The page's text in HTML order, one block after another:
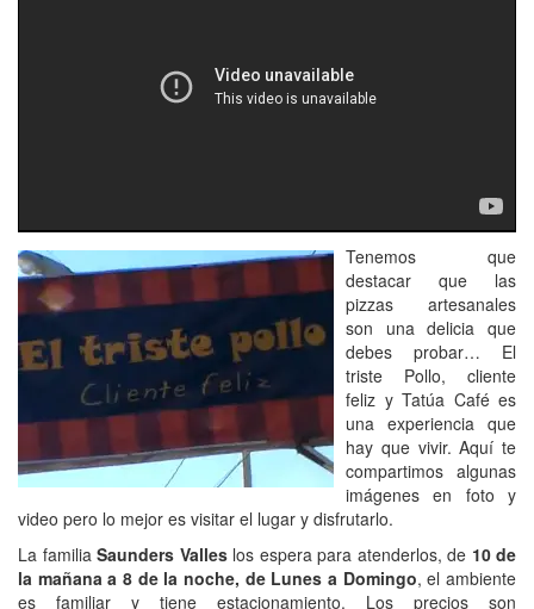
Tenemos que
destacar que las
pizzas artesanales
son una delicia que
debes probar… El
triste Pollo, cliente
feliz y Tatúa Café es
una experiencia que
hay que vivir. Aquí te
compartimos algunas
imágenes en foto y
video pero lo mejor es visitar el lugar y disfrutarlo.
La familia Saunders Valleslos espera para atenderlos, de 10 de
la mañana a 8 de la noche, de Lunes a Domingo, el ambiente
es familiar y tiene estacionamiento. Los precios son